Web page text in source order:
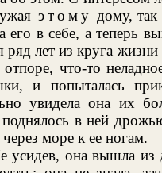
этому дому, так
его в себе, а теперь
ряд лет из круга
отпоре, что-то
и попыталась
увидела она их
поднялось в ней
море к ее ногам.
усидев, она вышла